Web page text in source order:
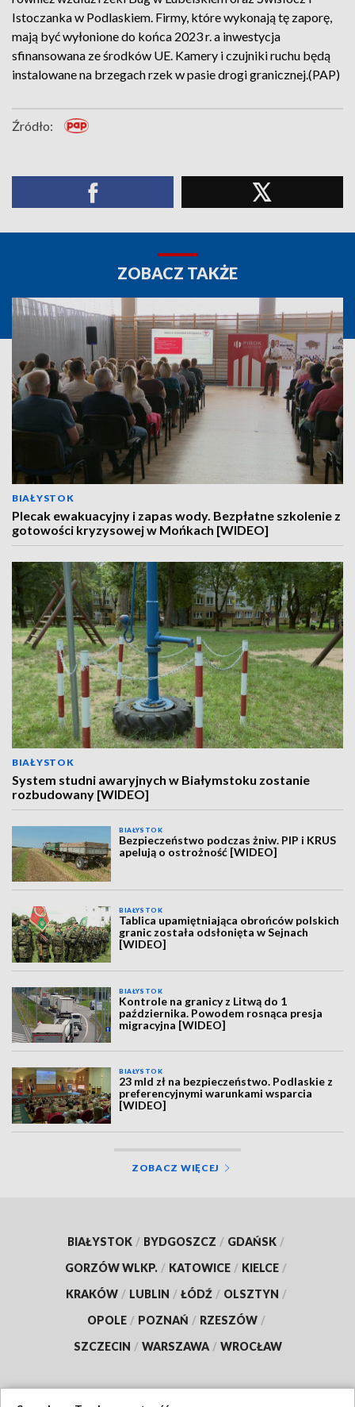
Istoczanka w Podlaskiem. Firmy, które wykonają tę zaporę,
mają być wyłonione do końca 2023 r. a inwestycja
sfinansowana ze środków UE. Kamery i czujniki ruchu będą
instalowane na brzegach rzek w pasie drogi granicznej.(PAP)
Źródło:
ZOBACZ TAKŻE
BIAŁYSTOK
Plecak ewakuacyjny i zapas wody. Bezpłatne szkolenie z
gotowości kryzysowej w Mońkach [WIDEO]
BIAŁYSTOK
System studni awaryjnych w Białymstoku zostanie
rozbudowany [WIDEO]
BIAŁYSTOK
Bezpieczeństwo podczas żniw. PIP i KRUS
apelują o ostrożność [WIDEO]
BIAŁYSTOK
Tablica upamiętniająca obrońców polskich
granic została odsłonięta w Sejnach
[WIDEO]
BIAŁYSTOK
Kontrole na granicy z Litwą do 1
października. Powodem rosnąca presja
migracyjna [WIDEO]
BIAŁYSTOK
23 mld zł na bezpieczeństwo. Podlaskie z
preferencyjnymi warunkami wsparcia
[WIDEO]
ZOBACZ WIĘCEJ
BIAŁYSTOK / BYDGOSZCZ / GDAŃSK /
GORZÓW WLKP. / KATOWICE / KIELCE /
KRAKÓW / LUBLIN / ŁÓDŹ / OLSZTYN /
OPOLE / POZNAŃ / RZESZÓW /
SZCZECIN / WARSZAWA / WROCŁAW